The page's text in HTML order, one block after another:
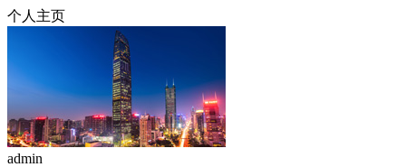
个人主页
admin